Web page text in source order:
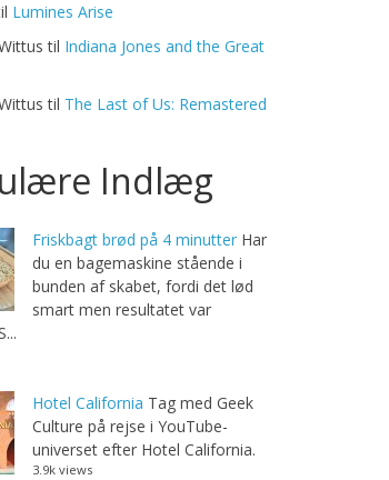
Lumines Arise
til Indiana Jones and the Great
til The Last of Us: Remastered
Indlæg
Friskbagt brød på 4 minutter Har
du en bagemaskine stående i
bunden af skabet, fordi det lød
smart men resultatet var
Hotel California Tag med Geek
Culture på rejse i YouTube-
universet efter Hotel California.
3.9k views